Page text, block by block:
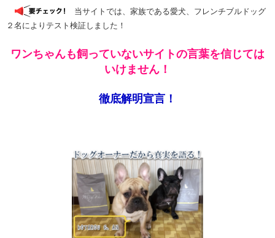
当サイトでは、家族である愛犬、フレンチブルドッグ
２名によりテスト検証しました！
ワンちゃんも飼っていないサイトの言葉を信じては
いけません！
徹底解明宣言！